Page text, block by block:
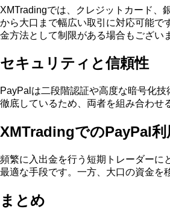
XMTradingでは、クレジットカード、
から大口まで幅広い取引に対応可能で
金方法として制限がある場合もござい
セキュリティと信頼性
PayPalは二段階認証や高度な暗号化
徹底しているため、両者を組み合わせ
XMTradingでのPayPal
頻繁に入出金を行う短期トレーダーに
最適な手段です。一方、大口の資金を
まとめ